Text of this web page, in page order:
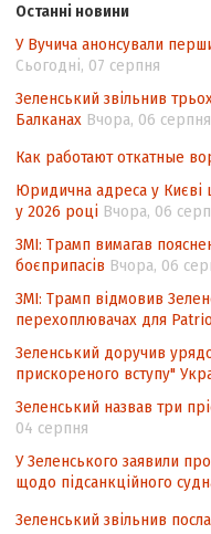
походження
Угоди про
контексті
Аналіз
підрахунку
Інформаційна
Останні новини
У Вучича анонсували
Сьогодні, 07 серпня
Зеленський звільнив
Балканах Вчора, 06 серпня
Как работают откатные
Юридична адреса у Києві
у 2026 році Вчора, 06
ЗМІ: Трамп вимагав
боєприпасів Вчора, 06
ЗМІ: Трамп відмовив
перехоплювачах для
Зеленський доручив
прискореного вступу"
Зеленський назвав три
04 серпня
У Зеленського заявили
щодо підсанкційного
Зеленський звільнив